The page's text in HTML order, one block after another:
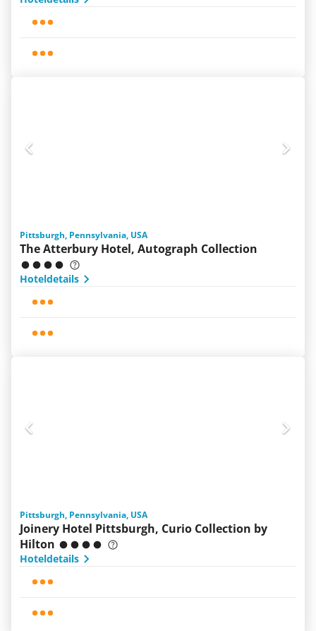
Pittsburgh, Pennsylvania, USA
The Atterbury Hotel, Autograph Collection
Hoteldetails
Pittsburgh, Pennsylvania, USA
Joinery Hotel Pittsburgh, Curio Collection by
Hilton
Hoteldetails